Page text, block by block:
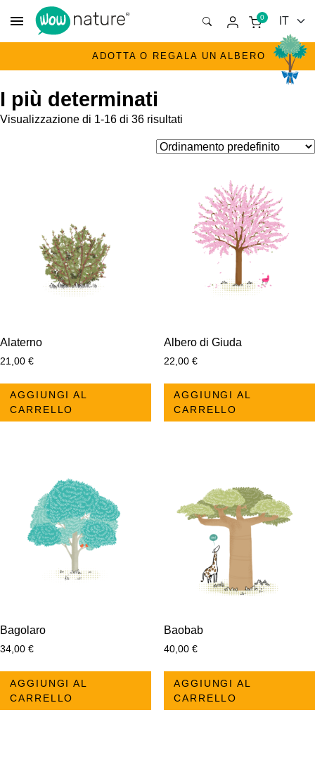
menu 0
ADOTTA O REGALA UN ALBERO
I più determinati
Visualizzazione di 1-16 di 36 risultati
Alaterno
21,00 €
AGGIUNGI AL
CARRELLO
Albero di Giuda
22,00 €
AGGIUNGI AL
CARRELLO
Bagolaro
34,00 €
AGGIUNGI AL
CARRELLO
Baobab
40,00 €
AGGIUNGI AL
CARRELLO